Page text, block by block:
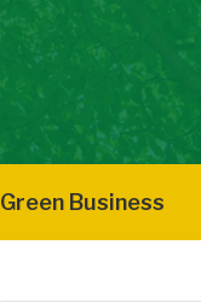
Green Business